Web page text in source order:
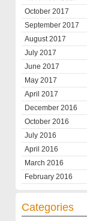
October 2017
September 2017
August 2017
July 2017
June 2017
May 2017
April 2017
December 2016
October 2016
July 2016
April 2016
March 2016
February 2016
Categories